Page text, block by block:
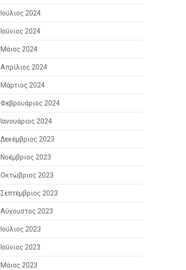
Ιούλιος 2024
Ιούνιος 2024
Μάιος 2024
Απρίλιος 2024
Μάρτιος 2024
Φεβρουάριος 2024
Ιανουάριος 2024
Δεκέμβριος 2023
Νοέμβριος 2023
Οκτώβριος 2023
Σεπτέμβριος 2023
Αύγουστος 2023
Ιούλιος 2023
Ιούνιος 2023
Μάιος 2023